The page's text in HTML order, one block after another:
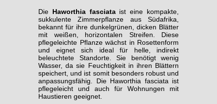
Die Haworthia fasciataist eine kompakte,
sukkulente Zimmerpflanze aus Südafrika,
bekannt für ihre dunkelgrünen, dicken Blätter
mit weißen, horizontalen Streifen. Diese
pflegeleichte Pflanze wächst in Rosettenform
und eignet sich ideal für helle, indirekt
beleuchtete Standorte. Sie benötigt wenig
Wasser, da sie Feuchtigkeit in ihren Blättern
speichert, und ist somit besonders robust und
anpassungsfähig. Die Haworthia fasciata ist
pflegeleicht und auch für Wohnungen mit
Haustieren geeignet.